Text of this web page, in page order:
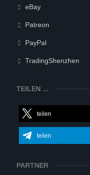
eBay
Patreon
PayPal
TradingShenzhen
TEILEN ...
teilen
teilen
PARTNER